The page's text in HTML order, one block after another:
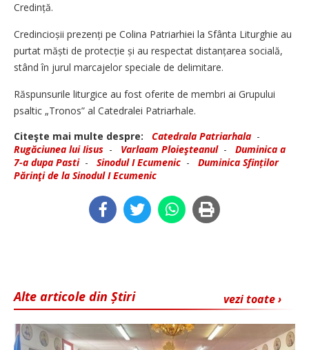
Credință.
Credincioșii prezenți pe Colina Patriarhiei la Sfânta Liturghie au
purtat măști de protecție și au respectat distanțarea socială,
stând în jurul marcajelor speciale de delimitare.
Răspunsurile liturgice au fost oferite de membri ai Grupului
psaltic „Tronos” al Catedralei Patriarhale.
Citeşte mai multe despre:
Catedrala Patriarhala -
Rugăciunea lui Iisus - Varlaam Ploieşteanul- Duminica a
7-a dupa Pasti- Sinodul I Ecumenic - Duminica Sfinților
Părinţi de la Sinodul I Ecumenic
vezi toate ›
Alte articole din Știri